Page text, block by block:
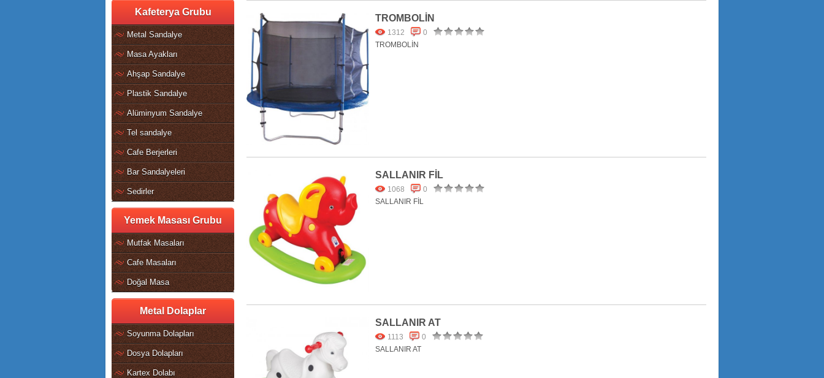
Kafeterya Grubu
Metal Sandalye
Masa Ayakları
Ahşap Sandalye
Plastik Sandalye
Alüminyum Sandalye
Tel sandalye
Cafe Berjerleri
Bar Sandalyeleri
Sedirler
Yemek Masası Grubu
Mutfak Masaları
Cafe Masaları
Doğal Masa
Metal Dolaplar
Soyunma Dolapları
Dosya Dolapları
Kartex Dolabı
TROMBOLİN
1312
0
TROMBOLİN
SALLANIR FİL
1068
0
SALLANIR FİL
SALLANIR AT
1113
0
SALLANIR AT